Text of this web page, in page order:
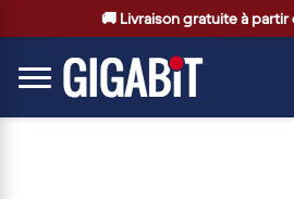
🚚 Livraison gratuite à partir